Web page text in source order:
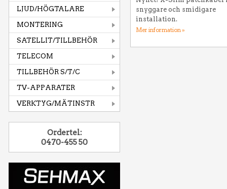
LJUD/HÖGTALARE
MONTERING
SATELLIT/TILLBEHÖR
TELECOM
TILLBEHÖR S/T/C
TV-APPARATER
VERKTYG/MÄTINSTR
Ordertel:
0470-455 50
snyggare och smidigare
installation.
Mer information »